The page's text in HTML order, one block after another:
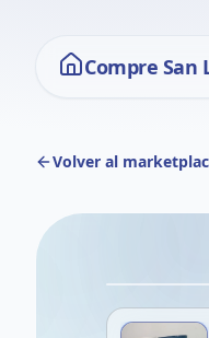
Compre San
Volver al